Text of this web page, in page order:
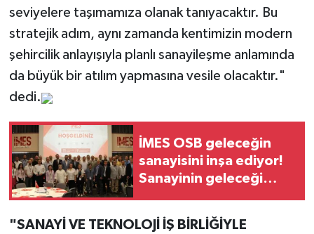
seviyelere taşımamıza olanak tanıyacaktır. Bu
stratejik adım, aynı zamanda kentimizin modern
şehircilik anlayışıyla planlı sanayileşme anlamında
da büyük bir atılım yapmasına vesile olacaktır."
dedi.
İMES OSB geleceğin
sanayisini inşa ediyor!
Sanayinin geleceği
"SANAYİ VE TEKNOLOJİ İŞ BİRLİĞİYLE